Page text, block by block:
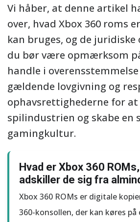
Vi håber, at denne artikel
over, hvad Xbox 360 roms
kan bruges, og de juridiske
du bør være opmærksom
handle i
gældende lovgivning og
ophavsrettighederne for
spilindustrien og skabe en
gamingkultur.
Hvad er Xbox 360
adskiller de sig fra
Xbox 360 ROMs er digitale
360-konsollen, der kan køres